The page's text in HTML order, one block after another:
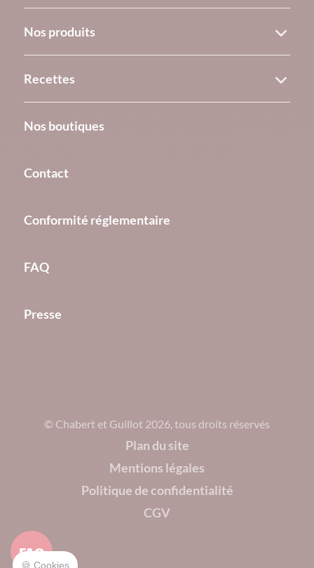
Nos produits
Recettes
Nos boutiques
Contact
Conformité réglementaire
FAQ
Presse
© Chabert et Guillot 2026, tous droits réservés
Plan du site
Mentions légales
Politique de confidentialité
CGV
FAQ